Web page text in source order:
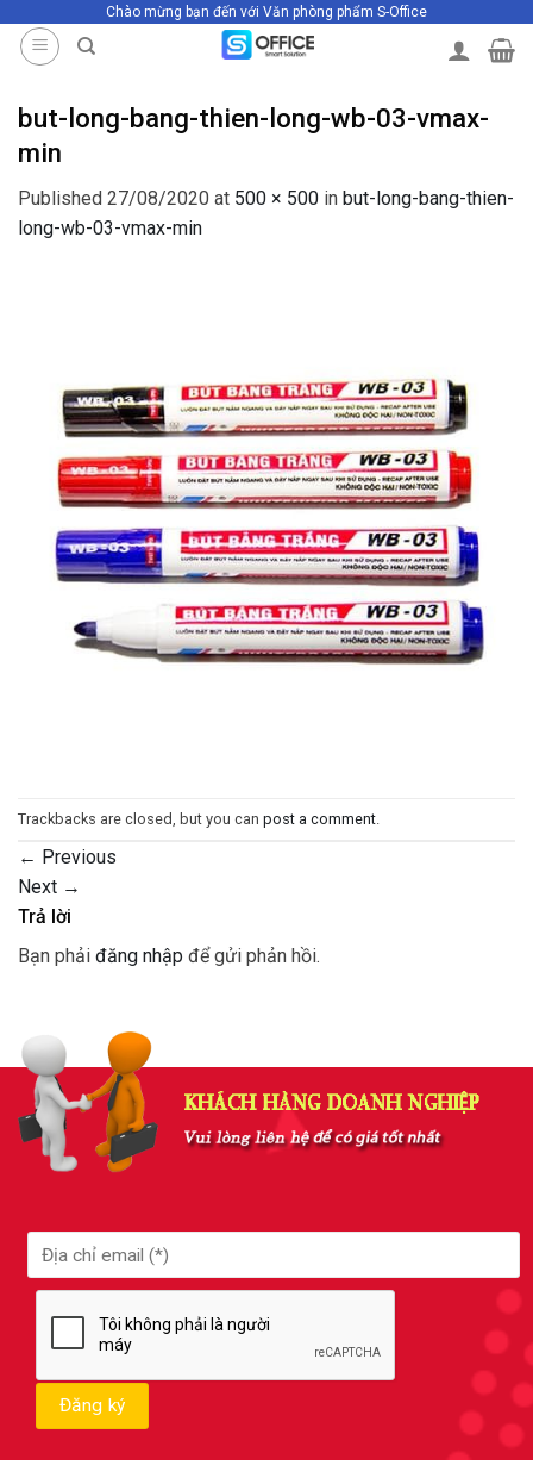
Chào mừng bạn đến với Văn phòng phẩm S-Office
but-long-bang-thien-long-wb-03-vmax-
min
Published 27/08/2020 at 500 × 500 in but-long-bang-thien-
long-wb-03-vmax-min
Trackbacks are closed, but you can post a comment
← Previous
Next →
Trả lời
Bạn phải đăng nhập để gửi phản hồi.